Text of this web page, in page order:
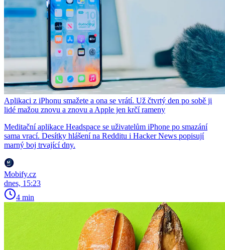
Aplikaci z iPhonu smažete a ona se vrátí. Už čtvrtý den po sobě ji
lidé mažou znovu a znovu a Apple jen krčí rameny
Meditační aplikace Headspace se uživatelům iPhone po smazání
sama vrací. Desítky hlášení na Redditu i Hacker News popisují
marný boj trvající dny.
Mobify.cz
dnes, 15:23
4 min